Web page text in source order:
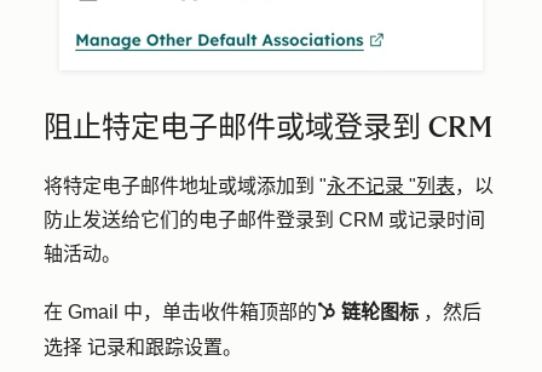
阻止特定电子邮件或域登录到 CRM
将特定电子邮件地址或域添加到 "永不记录 "列表，以
防止发送给它们的电子邮件登录到 CRM 或记录时间
轴活动。
在 Gmail 中，单击收件箱顶部的 sprocket sprocke 链轮图标 ，然后
选择 记录和跟踪设置。